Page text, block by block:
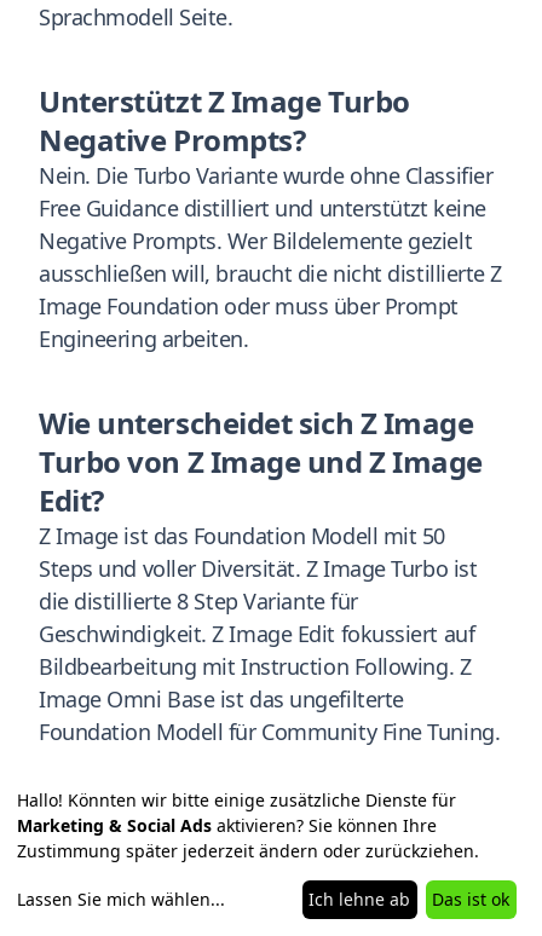
Sprachmodell Seite.
Unterstützt Z Image Turbo
Negative Prompts?
Nein. Die Turbo Variante wurde ohne Classifier
Free Guidance distilliert und unterstützt keine
Negative Prompts. Wer Bildelemente gezielt
ausschließen will, braucht die nicht distillierte Z
Image Foundation oder muss über Prompt
Engineering arbeiten.
Wie unterscheidet sich Z Image
Turbo von Z Image und Z Image
Edit?
Z Image ist das Foundation Modell mit 50
Steps und voller Diversität. Z Image Turbo ist
die distillierte 8 Step Variante für
Geschwindigkeit. Z Image Edit fokussiert auf
Bildbearbeitung mit Instruction Following. Z
Image Omni Base ist das ungefilterte
Foundation Modell für Community Fine Tuning.
Was kostet die Nutzung von Z
Image Turbo?
Die Modellgewichte sind kostenlos auf
Hugging Face und ModelScope verfügbar.
Hallo! Könnten wir bitte einige zusätzliche Dienste für
Marketing & Social Ads aktivieren? Sie können Ihre
Zustimmung später jederzeit ändern oder zurückziehen.
Lassen Sie mich wählen... Ich lehne ab Das ist ok